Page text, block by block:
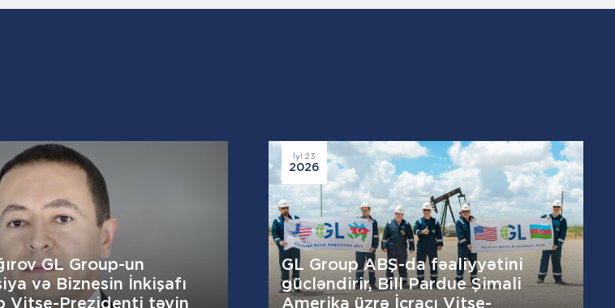
GL Group-un
və Biznesin İnkişafı
Vitse-Prezidenti təyin
İyl 23
2026
GL Group ABŞ-da fəaliyyətini
gücləndirir, Bill Pardue Şimali
Amerika üzrə İcraçı Vitse-